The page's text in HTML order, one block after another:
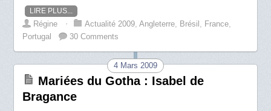
LIRE PLUS...
Régine ⋅ Actualité 2009 ,Angleterre Brésil France
Portugal
30 Comments
4 Mars 2009
Mariées du Gotha : Isabel de
Bragance